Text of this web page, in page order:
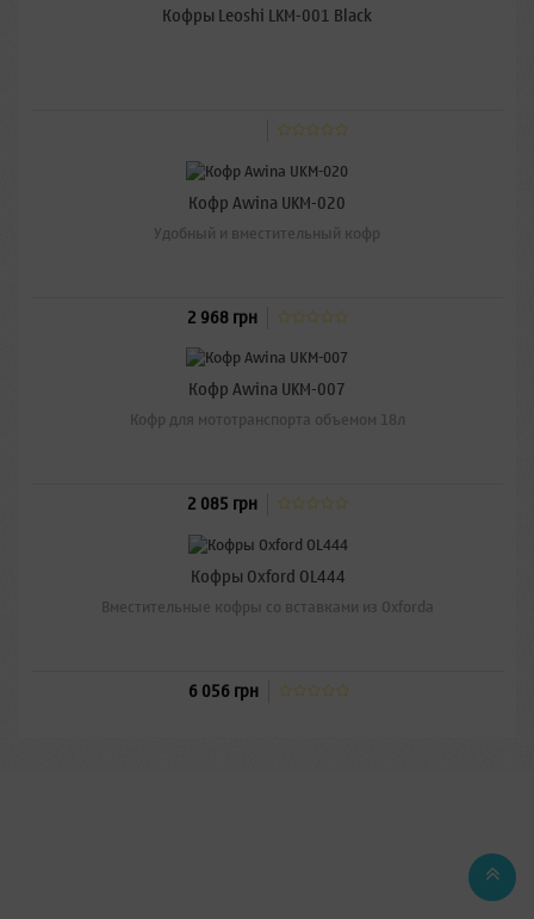
Кофры Leoshi LKM-001 Black
Кофр Awina UKM-020
Удобный и вместительный кофр
2 968 грн
Кофр Awina UKM-007
Кофр для мототранспорта объемом 18л
2 085 грн
Кофры Oxford OL444
Вместительные кофры со вставками из Oxforda
6 056 грн